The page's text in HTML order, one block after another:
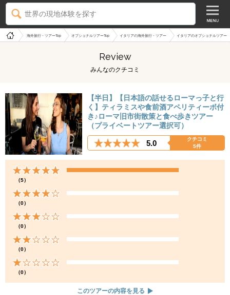
世界の現地体験を探す
海外旅行・ツアーTop オプショナルツアーTop イタリアの海外旅行・ツアー イタリアのオプショナルツアー
Review
みんなのクチコミ
【半日】【日本語の話せるローマっ子と行
く】ティラミスや食前酒アペリティーボ付
き♪ローマ旧市街散策と食べ歩きツアー
（プライベートツアー選択可）
5.0
クチコミ
5件
（5）
（0）
（0）
（0）
（0）
このツアーの内容を見る